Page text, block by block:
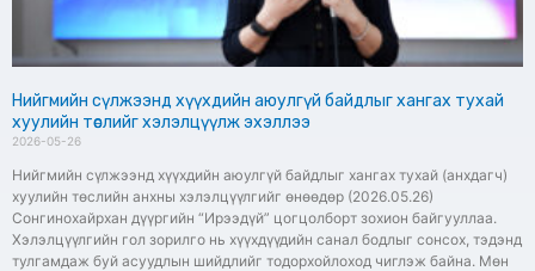
Нийгмийн сүлжээнд хүүхдийн аюулгүй байдлыг хангах тухай
хуулийн төслийг хэлэлцүүлж эхэллээ
2026-05-26
Нийгмийн сүлжээнд хүүхдийн аюулгүй байдлыг хангах тухай (анхдагч)
хуулийн төслийн анхны хэлэлцүүлгийг өнөөдөр (2026.05.26)
Сонгинохайрхан дүүргийн “Ирээдүй” цогцолборт зохион байгууллаа.
Хэлэлцүүлгийн гол зорилго нь хүүхдүүдийн санал бодлыг сонсох, тэдэнд
тулгамдаж буй асуудлын шийдлийг тодорхойлоход чиглэж байна. Мөн